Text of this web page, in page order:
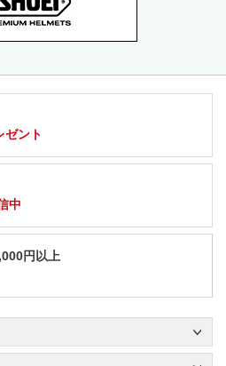
ゼント
中
円以上